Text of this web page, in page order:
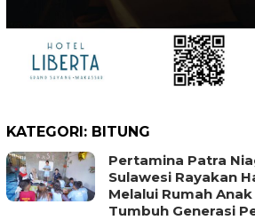
KATEGORI: BITUNG
Pertamina Patra
Sulawesi Rayakan
Melalui Rumah
Tumbuh Generasi